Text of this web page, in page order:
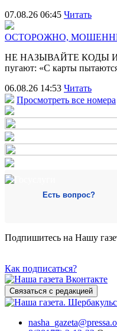
07.08.26 06:45 Читать
ОСТОРОЖНО,
НЕ НАЗЫВАЙТЕ КОДЫ
пугают: «С карты
06.08.26 14:53 Читать
Просмотреть все номера
Есть вопрос?
Подпишитесь на Нашу
Как подписаться?
Связаться с редакцией